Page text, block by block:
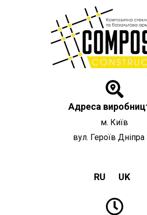
Адреса
м. Київ
вул. Героїв Дніпра
RU UK